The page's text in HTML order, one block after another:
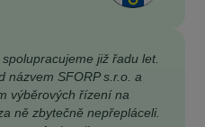
již řadu let.
názvem SFORP s.r.o. a
výběrových řízení na
ně zbytečně nepřepláceli.